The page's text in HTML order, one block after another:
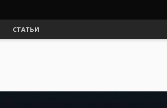
СТАТЬИ